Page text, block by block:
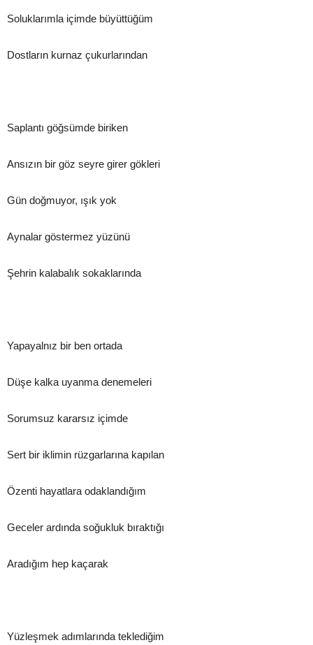
Soluklarımla içimde büyüttüğüm
Dostların kurnaz çukurlarından
Saplantı göğsümde biriken
Ansızın bir göz seyre girer gökleri
Gün doğmuyor, ışık yok
Aynalar göstermez yüzünü
Şehrin kalabalık sokaklarında
Yapayalnız bir ben ortada
Düşe kalka uyanma denemeleri
Sorumsuz kararsız içimde
Sert bir iklimin rüzgarlarına kapılan
Özenti hayatlara odaklandığım
Geceler ardında soğukluk bıraktığı
Aradığım hep kaçarak
Yüzleşmek adımlarında teklediğim